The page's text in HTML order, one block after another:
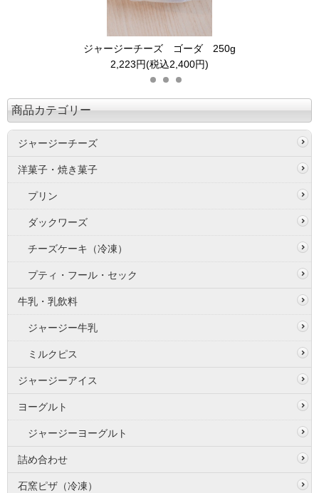
ジャージーチーズ ゴーダ 250g
2,223円(税込2,400円)
商品カテゴリー
ジャージーチーズ
洋菓子・焼き菓子
プリン
ダックワーズ
チーズケーキ（冷凍）
プティ・フール・セック
牛乳・乳飲料
ジャージー牛乳
ミルクピス
ジャージーアイス
ヨーグルト
ジャージーヨーグルト
詰め合わせ
石窯ピザ（冷凍）